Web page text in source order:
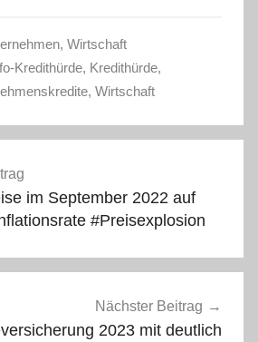
, Wirtschaft
Kredithürde, Kredithürde,
, Wirtschaft
im September 2022 auf
#Preisexplosion
Nächster Beitrag
2023 mit deutlich